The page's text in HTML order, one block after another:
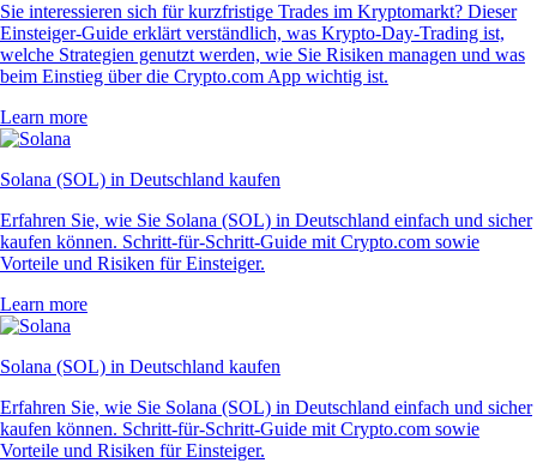
Sie interessieren sich für kurzfristige Trades im Kryptomarkt? Dieser
Einsteiger-Guide erklärt verständlich, was Krypto-Day-Trading ist,
welche Strategien genutzt werden, wie Sie Risiken managen und was
beim Einstieg über die Crypto.com App wichtig ist.
Learn more
Solana (SOL) in Deutschland kaufen
Erfahren Sie, wie Sie Solana (SOL) in Deutschland einfach und sicher
kaufen können. Schritt-für-Schritt-Guide mit Crypto.com sowie
Vorteile und Risiken für Einsteiger.
Learn more
Solana (SOL) in Deutschland kaufen
Erfahren Sie, wie Sie Solana (SOL) in Deutschland einfach und sicher
kaufen können. Schritt-für-Schritt-Guide mit Crypto.com sowie
Vorteile und Risiken für Einsteiger.